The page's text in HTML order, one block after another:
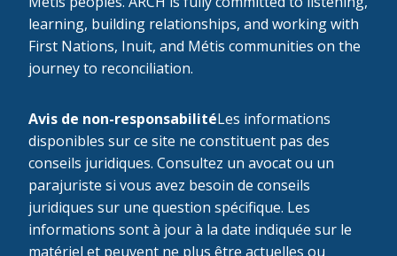
learning, building relationships, and working with
First Nations, Inuit, and Métis communities on the
journey to reconciliation.
Avis de non-responsabilitéLes informations
disponibles sur ce site ne constituent pas des
conseils juridiques. Consultez un avocat ou un
parajuriste si vous avez besoin de conseils
juridiques sur une question spécifique. Les
informations sont à jour à la date indiquée sur le
matériel et peuvent ne plus être actuelles ou